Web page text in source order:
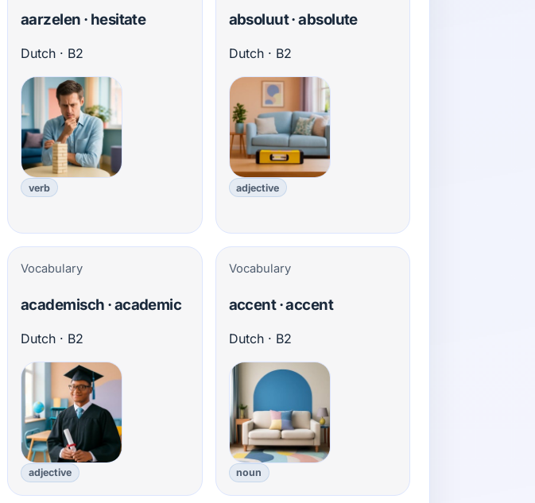
aarzelen · hesitate
Dutch · B2
verb
absoluut · absolute
Dutch · B2
adjective
Vocabulary
academisch · academic
Dutch · B2
adjective
Vocabulary
accent · accent
Dutch · B2
noun